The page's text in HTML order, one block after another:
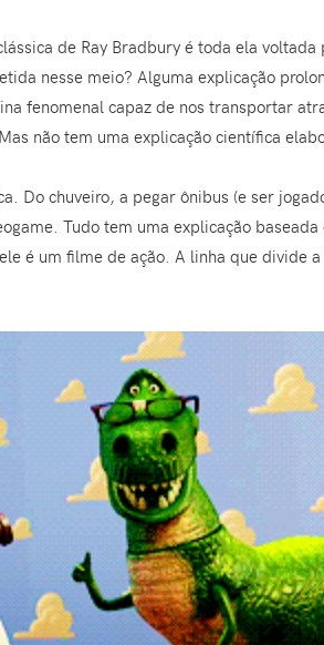
de Ray Bradbury é toda ela
nesse meio? Alguma explicação
fenomenal capaz de nos transportar
não tem uma explicação científica
Do chuveiro, a pegar ônibus (e ser
Tudo tem uma explicação
é um filme de ação. A linha que divide